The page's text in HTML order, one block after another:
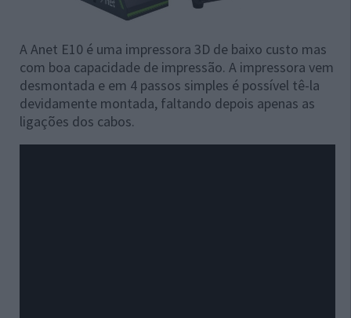
A Anet E10 é uma impressora 3D de baixo custo mas
com boa capacidade de impressão. A impressora vem
desmontada e em 4 passos simples é possível tê-la
devidamente montada, faltando depois apenas as
ligações dos cabos.